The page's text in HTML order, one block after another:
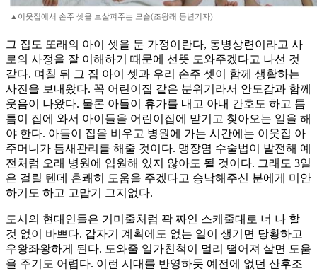
▲이웃집에서 손주 셋을 보살펴주는 모습(조왕래 동년기자)
그 집도 또래의 아이 셋을 둔 가정이란다, 동병상련이라고 사
로의 사정을 잘 이해하기 때문에 선뜻 도와주겠다고 나선 것
같다. 며칠 뒤 그 집 아이 셋과 우리 손주 셋이 함께 생활하는
사진을 보내왔다. 꼭 어린이집 같은 분위기라서 안도감과 함께
웃음이 나왔다. 물론 아들이 휴가를 내고 아내 간호도 하고 틈
틈이 집에 와서 아이들을 어린이집에 맡기고 찾아오는 일을 해
야 한다. 아들이 집을 비우고 병원에 가는 시간에는 이웃집 아
주머니가 틈새관리를 해줄 것이다. 맹장염 수술법이 발전해 예
전처럼 오래 병원에 입원해 있지 않아도 될 것이다. 그래도 3일
은 걸릴 텐데 흔쾌히 도움을 주겠다고 승낙해주신 분에게 미안
하기도 하고 고맙기 그지없다.
도시의 현대인들은 거미줄처럼 꽉 짜인 스케줄대로 너 나 할
것 없이 바쁘다. 갑자기 계획에도 없는 일이 생기면 당황하고
우왕좌왕하게 된다. 도와줄 일가친척이 멀리 떨어져 살면 도움
을 주기도 어렵다. 이런 시대를 반영하듯 예전에 없던 산후조